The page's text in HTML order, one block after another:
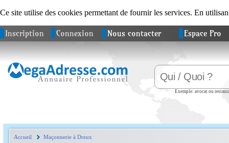
Ce site utilise des cookies permettant de fournir les services. En
Inscription Connexion Nous contacter Espace Pro
Exemple: avocat ou
Accueil Maçonnerie à Dreux